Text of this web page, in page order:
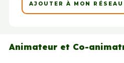
AJOUTER À MON RÉSEAU
Animateur et Co-